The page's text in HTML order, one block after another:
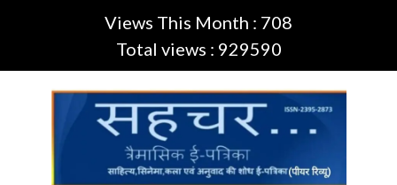
Views This Month : 708
Total views : 929590